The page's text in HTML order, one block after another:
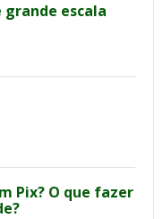
grande escala
Pix? O que fazer